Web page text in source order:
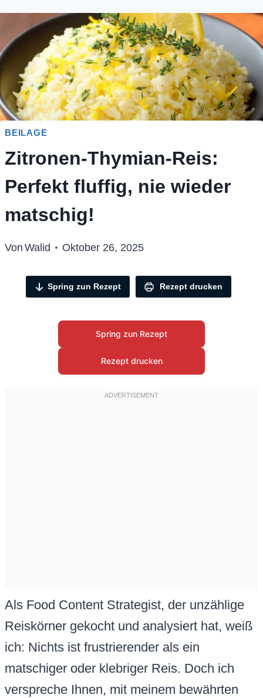
BEILAGE
Zitronen-Thymian-Reis:
Perfekt fluffig, nie wieder
matschig!
Von Walid Oktober 26, 2025
Spring zun Rezept Rezept drucken
Spring zun Rezept
Rezept drucken
Als Food Content Strategist, der unzählige
Reiskörner gekocht und analysiert hat, weiß
ich: Nichts ist frustrierender als ein
matschiger oder klebriger Reis. Doch ich
verspreche Ihnen, mit meinem bewährten